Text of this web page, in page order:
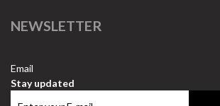
NEWSLETTER
Email
Stay updated